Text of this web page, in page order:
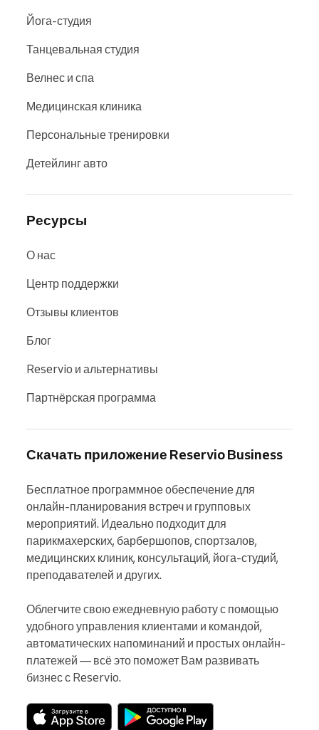
Йога-студия
Танцевальная студия
Велнес и спа
Медицинская клиника
Персональные тренировки
Детейлинг авто
Ресурсы
О нас
Центр поддержки
Отзывы клиентов
Блог
Reservio и альтернативы
Партнёрская программа
Скачать приложение Reservio Business
Бесплатное программное обеспечение для
онлайн-планирования встреч и групповых
мероприятий. Идеально подходит для
парикмахерских, барбершопов, спортзалов,
медицинских клиник, консультаций, йога-студий,
преподавателей и других.
Облегчите свою ежедневную работу с помощью
удобного управления клиентами и командой,
автоматических напоминаний и простых онлайн-
платежей — всё это поможет Вам развивать
бизнес с Reservio.